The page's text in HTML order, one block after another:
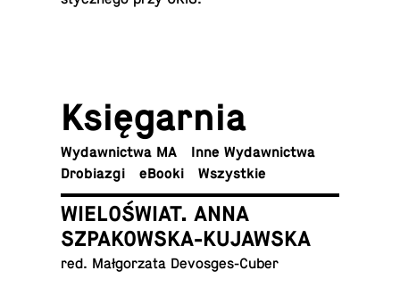
Księ­gar­nia
Wy­daw­nic­twa MA
Inne Wydawnictwa
Dro­bia­zgi
eBooki Wszyst­kie
WIELOŚWIAT. ANNA
SZPAKOWSKA-KUJAWSKA
red. Mał­go­rza­ta Devosges-Cuber